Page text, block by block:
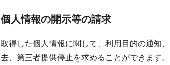
個人情報の開示等の請求
取得した個人情報に関して、利用目的の通知
去、第三者提供停止を求めることができます。